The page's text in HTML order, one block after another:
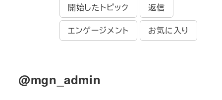
開始したトピック 返信
エンゲージメント お気に入り
@mgn_admin